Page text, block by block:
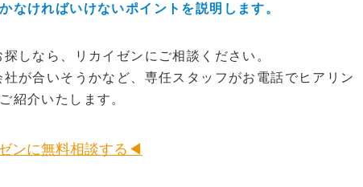
なければいけないポイントを説明します。
しなら、リカイゼンにご相談ください。
が合いそうかなど、専任スタッフがお電話でヒアリン
紹介いたします。
ンに無料相談する◀